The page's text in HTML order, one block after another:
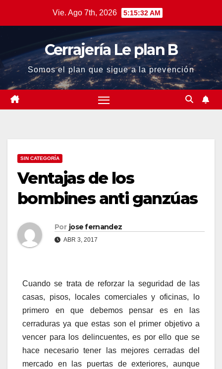
Vie. Ago 7th, 2026 5:15:33 AM
Cerrajería Le plan B
Somos el plan que sigue a la prevención
SIN CATEGORÍA
Ventajas de los
bombines anti ganzúas
Por jose fernandez
ABR 3, 2017
Cuando se trata de reforzar la seguridad de las
casas, pisos, locales comerciales y oficinas, lo
primero en que debemos pensar es en las
cerraduras ya que estas son el primer objetivo a
vencer para los delincuentes, es por ello que se
hace necesario tener las mejores cerradas del
mercado en las puertas de exteriores, aunque